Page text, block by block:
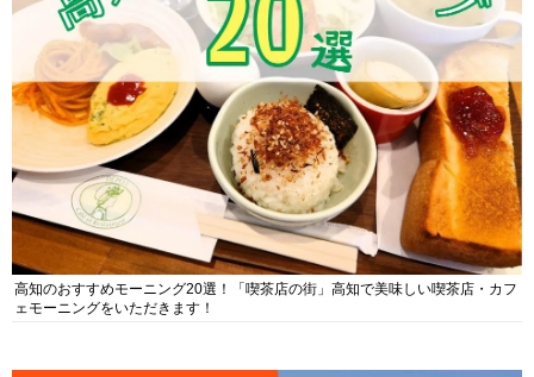
高知のおすすめモーニング20選！「喫茶店の街」高知で美味しい喫茶店・カフ
ェモーニングをいただきます！